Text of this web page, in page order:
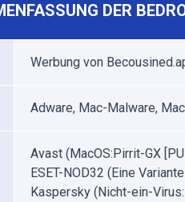
DER
Werbung von
Adware, Mac-Malware,
Avast (MacOS:Pirrit-GX
ESET-NOD32 (Eine
Kaspersky (Nicht-ein-